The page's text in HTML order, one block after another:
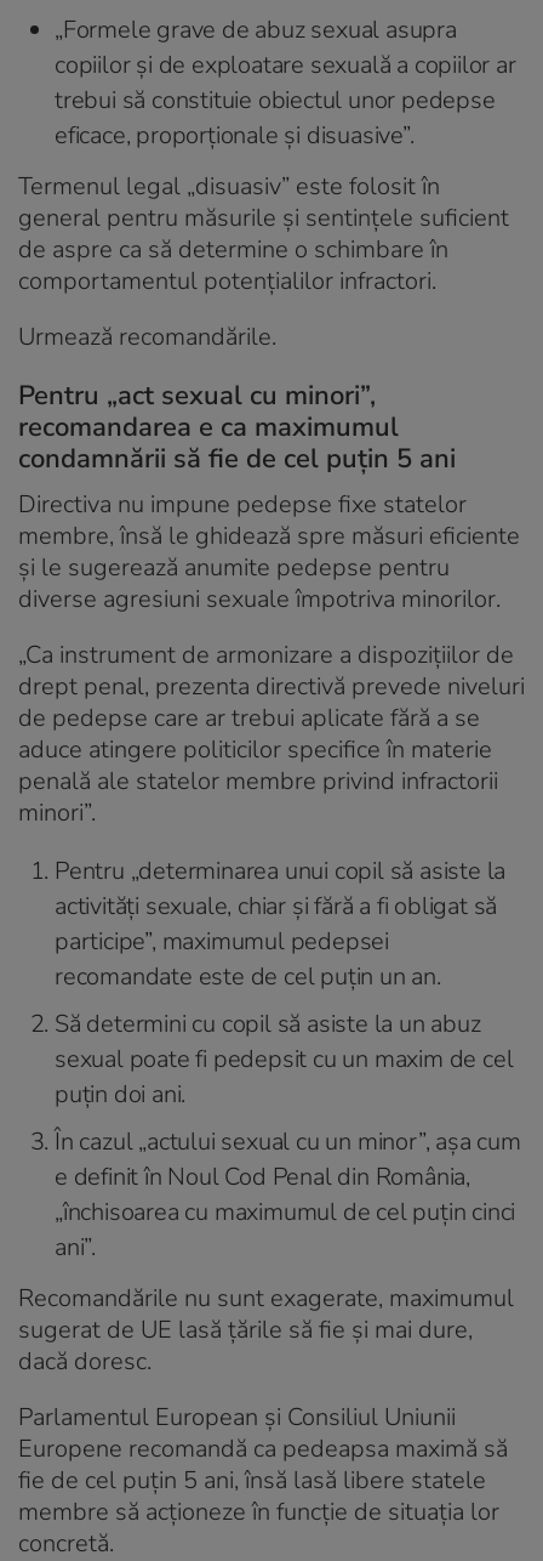
„Formele grave de abuz sexual asupra
copiilor și de exploatare sexuală a copiilor ar
trebui să constituie obiectul unor pedepse
eficace, proporționale și disuasive”.
Termenul legal „disuasiv” este folosit în
general pentru măsurile și sentințele suficient
de aspre ca să determine o schimbare în
comportamentul potențialilor infractori.
Urmează recomandările.
Pentru „act sexual cu minori”,
recomandarea e ca maximumul
condamnării să fie de cel puțin 5 ani
Directiva nu impune pedepse fixe statelor
membre, însă le ghidează spre măsuri eficiente
și le sugerează anumite pedepse pentru
diverse agresiuni sexuale împotriva minorilor.
„Ca instrument de armonizare a dispozițiilor de
drept penal, prezenta directivă prevede niveluri
de pedepse care ar trebui aplicate fără a se
aduce atingere politicilor specifice în materie
penală ale statelor membre privind infractorii
minori”.
Pentru „determinarea unui copil să asiste la
activități sexuale, chiar și fără a fi obligat să
participe”, maximumul pedepsei
recomandate este de cel puțin un an.
Să determini cu copil să asiste la un abuz
sexual poate fi pedepsit cu un maxim de cel
puțin doi ani.
În cazul „actului sexual cu un minor”, așa cum
e definit în Noul Cod Penal din România,
„închisoarea cu maximumul de cel puțin cinci
ani”.
Recomandările nu sunt exagerate, maximumul
sugerat de UE lasă țările să fie și mai dure,
dacă doresc.
Parlamentul European și Consiliul Uniunii
Europene recomandă ca pedeapsa maximă să
fie de cel puțin 5 ani, însă lasă libere statele
membre să acționeze în funcție de situația lor
concretă.